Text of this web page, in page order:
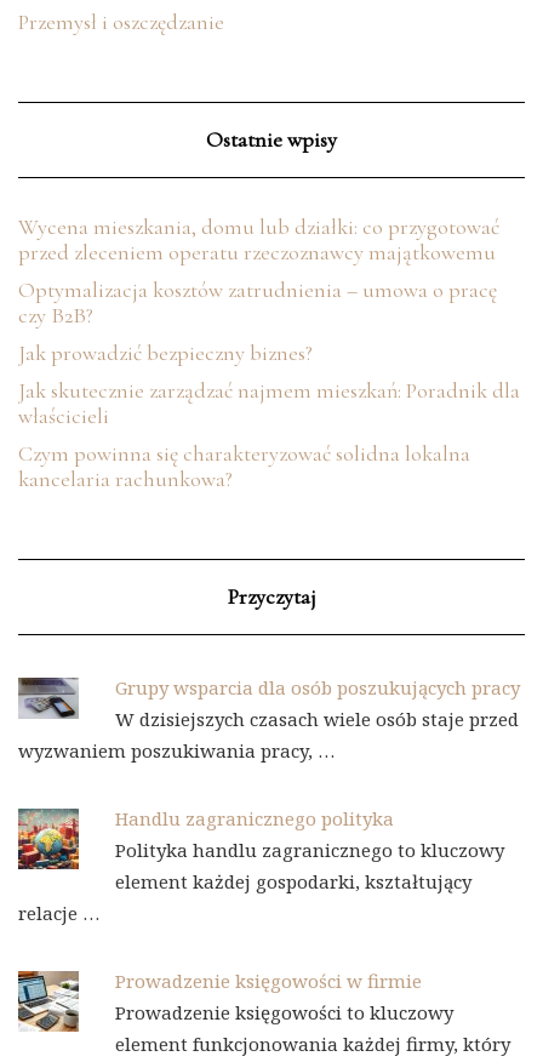
Przemysł i oszczędzanie
Ostatnie wpisy
Wycena mieszkania, domu lub działki: co przygotować
przed zleceniem operatu rzeczoznawcy majątkowemu
Optymalizacja kosztów zatrudnienia – umowa o pracę
czy B2B?
Jak prowadzić bezpieczny biznes?
Jak skutecznie zarządzać najmem mieszkań: Poradnik dla
właścicieli
Czym powinna się charakteryzować solidna lokalna
kancelaria rachunkowa?
Przyczytaj
Grupy wsparcia dla osób poszukujących pracy
W dzisiejszych czasach wiele osób staje przed
wyzwaniem poszukiwania pracy, …
Handlu zagranicznego polityka
Polityka handlu zagranicznego to kluczowy
element każdej gospodarki, kształtujący
relacje …
Prowadzenie księgowości w firmie
Prowadzenie księgowości to kluczowy
element funkcjonowania każdej firmy, który